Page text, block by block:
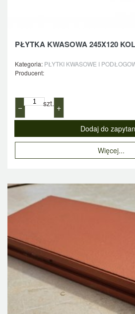
PŁYTKA KWASOWA 245X120
Kategoria: PŁYTKI KWASOWE I
Producent:
− szt. +
Więcej...